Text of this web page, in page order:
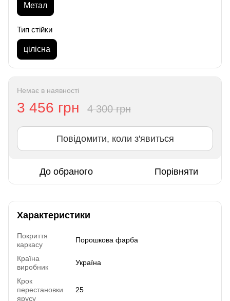
Метал
Тип стійки
цілісна
Немає в наявності
3 456 грн 4 300 грн
Повідомити, коли з'явиться
До обраного Порівняти
Характеристики
Покриття
каркасу
Порошкова фарба
Країна
виробник
Україна
Крок
перестановки
ярусу
25